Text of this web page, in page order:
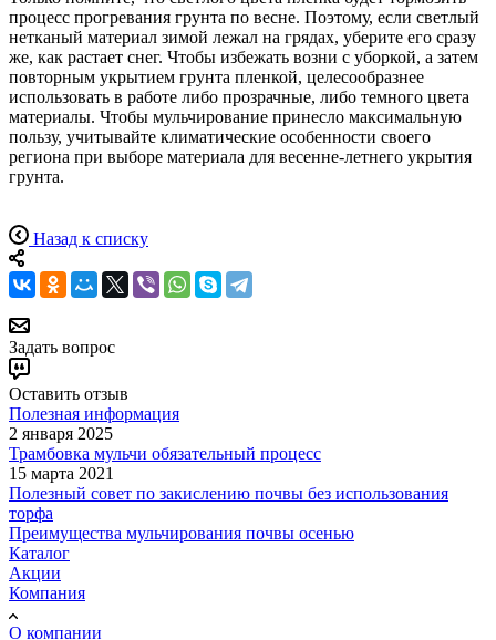
процесс прогревания грунта по весне. Поэтому, если светлый
нетканый материал зимой лежал на грядах, уберите его сразу
же, как растает снег. Чтобы избежать возни с уборкой, а затем
повторным укрытием грунта пленкой, целесообразнее
использовать в работе либо прозрачные, либо темного цвета
материалы. Чтобы мульчирование принесло максимальную
пользу, учитывайте климатические особенности своего
региона при выборе материала для весенне-летнего укрытия
грунта.
Назад к списку
Задать вопрос
Оставить отзыв
Полезная информация
2 января 2025
Трамбовка мульчи обязательный процесс
15 марта 2021
Полезный совет по закислению почвы без использования
торфа
Преимущества мульчирования почвы осенью
Каталог
Акции
Компания
О компании